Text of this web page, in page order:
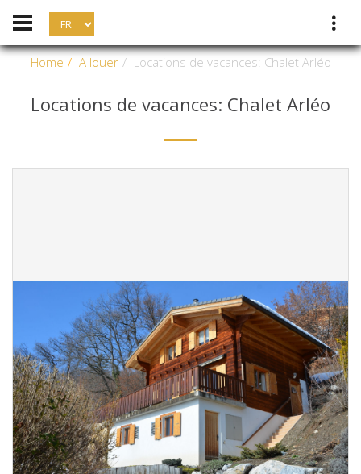
Home A louer Locations de vacances: Chalet Arléo
Locations de vacances: Chalet Arléo